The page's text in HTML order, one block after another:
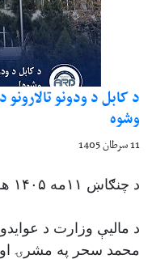
د کابل د ودونو
وشوه
11 سرطان 1405
د چنګاښ ۱۱مه ۱۴۰۵ هـ.ل
د مالیې وزارت د
محمد سحر په مشرۍ او